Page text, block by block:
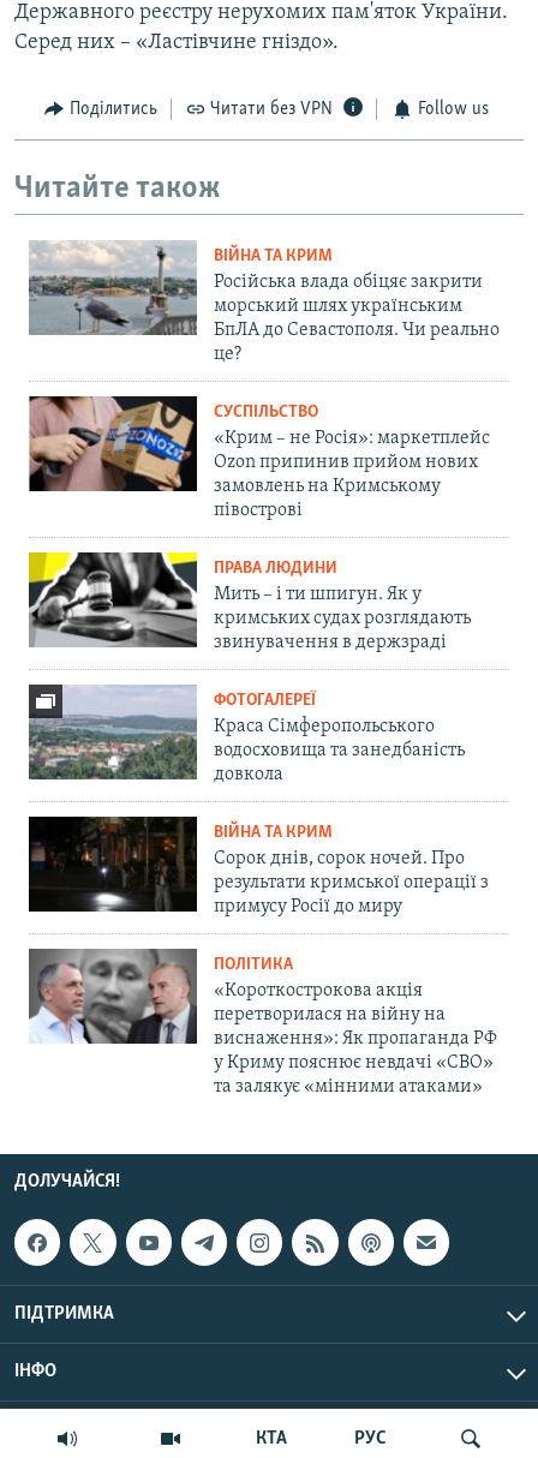
КТА РУС
Державного реєстру нерухомих пам'яток України.
Серед них – «Ластівчине гніздо».
Поділитись Читати без VPN Follow us
Читайте також
ВІЙНА ТА КРИМ
Російська влада обіцяє закрити
морський шлях українським
БпЛА до Севастополя. Чи реально
це?
СУСПІЛЬСТВО
«Крим – не Росія»: маркетплейс
Ozon припинив прийом нових
замовлень на Кримському
півострові
ПРАВА ЛЮДИНИ
Мить – і ти шпигун. Як у
кримських судах розглядають
звинувачення в держзраді
ФОТОГАЛЕРЕЇ
Краса Сімферопольського
водосховища та занедбаність
довкола
ВІЙНА ТА КРИМ
Сорок днів, сорок ночей. Про
результати кримської операції з
примусу Росії до миру
ПОЛІТИКА
«Короткострокова акція
перетворилася на війну на
виснаження»: Як пропаганда РФ
у Криму пояснює невдачі «СВО»
та залякує «мінними атаками»
ДОЛУЧАЙСЯ!
ПІДТРИМКА
ІНФО
© Крим.Реалії, 2026 | Усі права застережено.